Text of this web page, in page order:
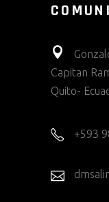
Capitan
Quito-
+593